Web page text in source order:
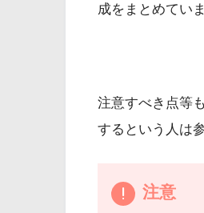
成をまとめていま
注意すべき点等
するという人は
注意